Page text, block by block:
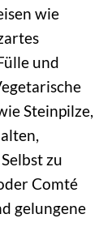
wie
und
Steinpilze,
zu
Comté
gelungene